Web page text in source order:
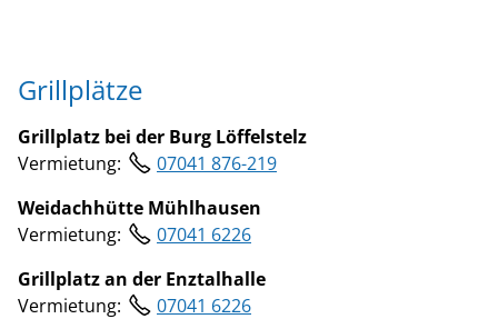
Grillplätze
Grillplatz bei der Burg Löffelstelz
Vermietung:
07041 876-219
Weidachhütte Mühlhausen
Vermietung:
07041 6226
Grillplatz an der Enztalhalle
Vermietung:
07041 6226